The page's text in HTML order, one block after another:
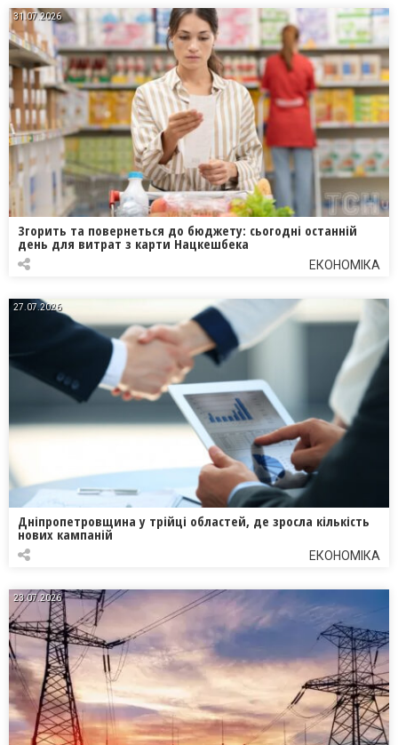
31.07.2026
Згорить та повернеться до бюджету: сьогодні останній
день для витрат з карти Нацкешбека
ЕКОНОМІКА
27.07.2026
Дніпропетровщина у трійці областей, де зросла кількість
нових кампаній
ЕКОНОМІКА
23.07.2026